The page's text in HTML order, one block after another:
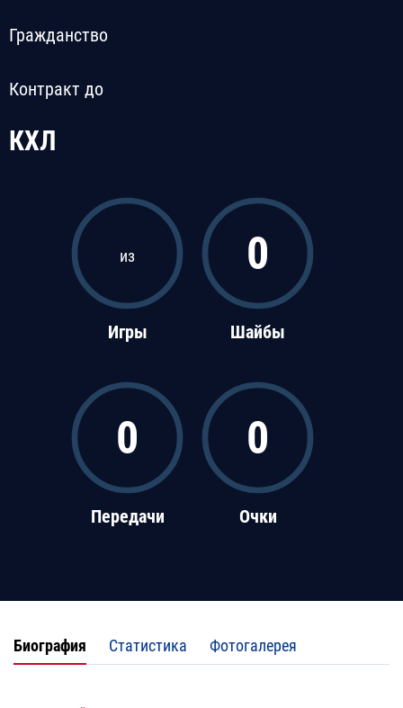
Гражданство
Контракт до
КХЛ
из
Игры
0
Шайбы
0
Передачи
0
Очки
Биография Статистика Фотогалерея